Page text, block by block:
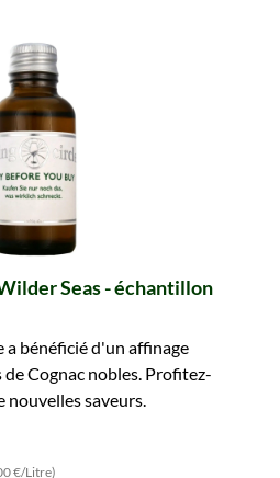
Seas - échantillon
bénéficié d'un affinage
Cognac nobles. Profitez-
nouvelles saveurs.
€/Litre)